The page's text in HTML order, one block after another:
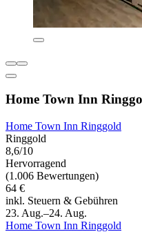
Home Town Inn
Home Town Inn Ringgold
Ringgold
8,6/10
Hervorragend
(1.006 Bewertungen)
64 €
inkl. Steuern & Gebühren
23. Aug.–24. Aug.
Home Town Inn Ringgold